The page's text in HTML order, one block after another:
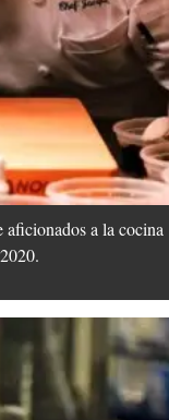
a la cocina